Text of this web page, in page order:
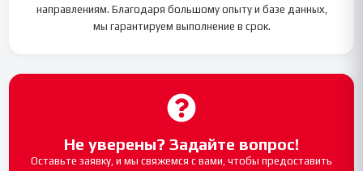
направлениям. Благодаря большому опыту и базе данных,
мы гарантируем выполнение в срок.
Не уверены? Задайте вопрос!
Оставьте заявку, и мы свяжемся с вами, чтобы предоставить